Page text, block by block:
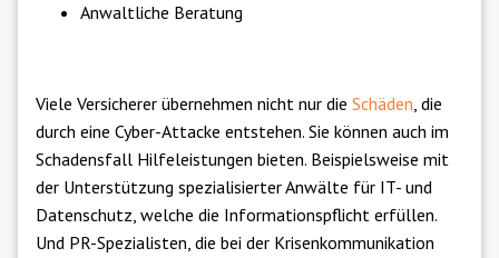
Anwaltliche Beratung
Viele Versicherer übernehmen nicht nur die Schäden, die
durch eine Cyber-Attacke entstehen. Sie können auch im
Schadensfall Hilfeleistungen bieten. Beispielsweise mit
der Unterstützung spezialisierter Anwälte für IT- und
Datenschutz, welche die Informationspflicht erfüllen.
Und PR-Spezialisten, die bei der Krisenkommunikation